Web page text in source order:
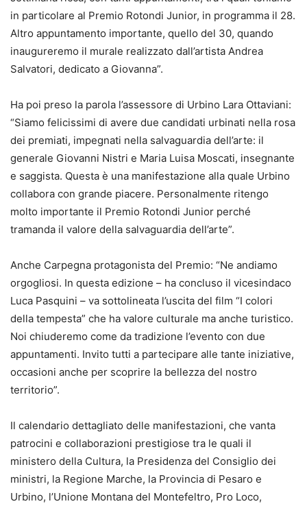
in particolare al Premio Rotondi Junior, in programma il 28.
Altro appuntamento importante, quello del 30, quando
inaugureremo il murale realizzato dall’artista Andrea
Salvatori, dedicato a Giovanna”.
Ha poi preso la parola l’assessore di Urbino Lara Ottaviani:
“Siamo felicissimi di avere due candidati urbinati nella rosa
dei premiati, impegnati nella salvaguardia dell’arte: il
generale Giovanni Nistri e Maria Luisa Moscati, insegnante
e saggista. Questa è una manifestazione alla quale Urbino
collabora con grande piacere. Personalmente ritengo
molto importante il Premio Rotondi Junior perché
tramanda il valore della salvaguardia dell’arte”.
Anche Carpegna protagonista del Premio: “Ne andiamo
orgogliosi. In questa edizione – ha concluso il vicesindaco
Luca Pasquini – va sottolineata l’uscita del film “I colori
della tempesta” che ha valore culturale ma anche turistico.
Noi chiuderemo come da tradizione l’evento con due
appuntamenti. Invito tutti a partecipare alle tante iniziative,
occasioni anche per scoprire la bellezza del nostro
territorio”.
Il calendario dettagliato delle manifestazioni, che vanta
patrocini e collaborazioni prestigiose tra le quali il
ministero della Cultura, la Presidenza del Consiglio dei
ministri, la Regione Marche, la Provincia di Pesaro e
Urbino, l’Unione Montana del Montefeltro, Pro Loco,